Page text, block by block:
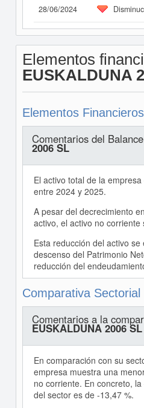
28/06/2024
Elementos
EUSKALDUNA
Elementos Financieros
Comentarios del
2006 SL
El activo total de la
entre 2024 y 2025.
A pesar del decrecimiento
activo, el activo no
Esta reducción del activo
descenso del Patrimonio
reducción del
Comparativa Sectorial
Comentarios a la
EUSKALDUNA 2006 SL
En comparación con su
empresa muestra una
no corriente. En concreto,
del sector es de -13,47 %.